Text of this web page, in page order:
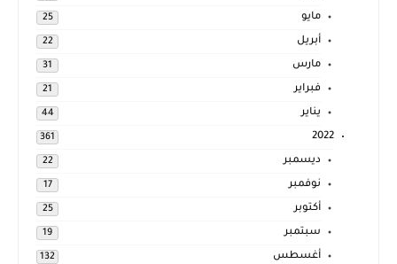
مايو 25
أبريل 22
مارس 31
فبراير 21
يناير 44
2022
361
ديسمبر 22
نوفمبر 17
أكتوبر 25
سبتمبر 19
أغسطس 132